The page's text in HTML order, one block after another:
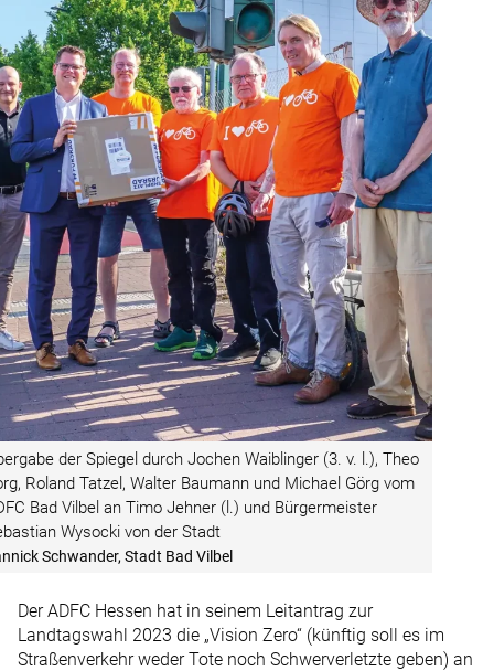
der Spiegel durch Jochen Waiblinger (3. v. l.), Theo
Roland Tatzel, Walter Baumann und Michael Görg vom
Bad Vilbel an Timo Jehner (l.) und Bürgermeister
Wysocki von der Stadt
Schwander, Stadt Bad Vilbel
Der ADFC Hessen hat in seinem Leitantrag zur
Landtagswahl 2023 die „Vision Zero“ (künftig soll es im
Straßenverkehr weder Tote noch Schwerverletzte geben) an